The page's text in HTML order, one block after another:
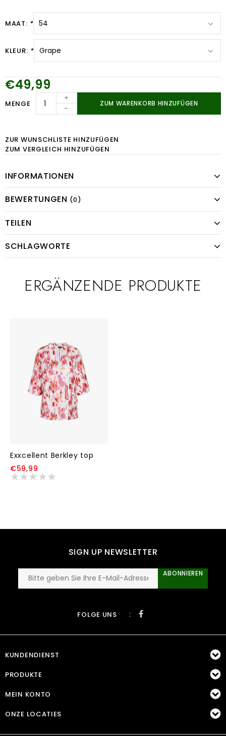
MAAT: *
KLEUR: *
€49,99
MENGE
+
-
ZUM WARENKORB HINZUFÜGEN
ZUR WUNSCHLISTE HINZUFÜGEN
ZUM VERGLEICH HINZUFÜGEN
INFORMATIONEN
BEWERTUNGEN (0)
TEILEN
SCHLAGWORTE
ERGÄNZENDE PRODUKTE
Exxcellent Berkley top
€59,99
SIGN UP NEWSLETTER
ABONNIEREN
FOLGE UNS :
KUNDENDIENST
PRODUKTE
MEIN KONTO
ONZE LOCATIES